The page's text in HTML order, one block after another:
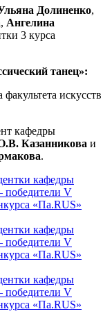
Долиненко,
, Ангелина
3 курса
танец»:
факультета искусств
кафедры
Казанникова и
.